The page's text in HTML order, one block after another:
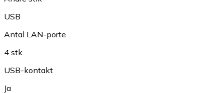
USB
Antal LAN-porte
4 stk
USB-kontakt
Ja